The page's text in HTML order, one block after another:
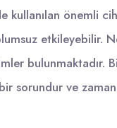
önemli
etkileyebilir.
bulunmaktadır.
sorundur ve zaman